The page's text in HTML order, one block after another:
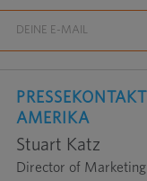
PRESSEKONTAKT
AMERIKA
Stuart Katz
Director of Marketing